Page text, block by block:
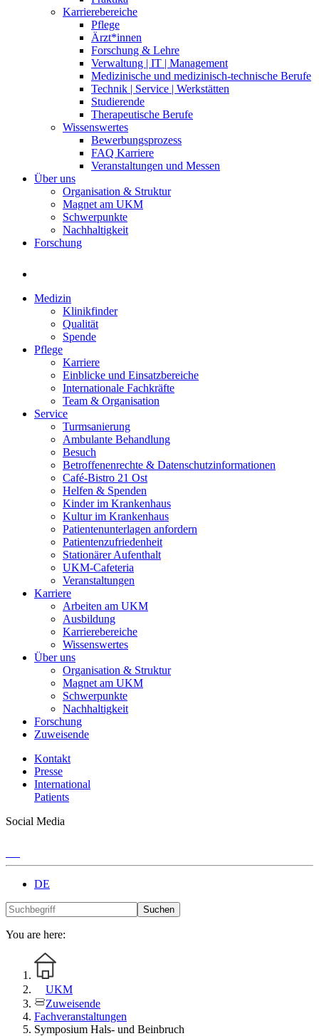
Karrierebereiche
Pflege
Ärzt*innen
Forschung & Lehre
Verwaltung | IT | Management
Medizinische und medizinisch-technische Berufe
Technik | Service | Werkstätten
Studierende
Therapeutische Berufe
Wissenswertes
Bewerbungsprozess
FAQ Karriere
Veranstaltungen und Messen
Über uns
Organisation & Struktur
Magnet am UKM
Schwerpunkte
Nachhaltigkeit
Forschung
Medizin
Klinikfinder
Qualität
Spende
Pflege
Karriere
Einblicke und Einsatzbereiche
Internationale Fachkräfte
Team & Organisation
Service
Turmsanierung
Ambulante Behandlung
Besuch
Betroffenenrechte & Datenschutzinformationen
Café-Bistro 21 Ost
Helfen & Spenden
Kinder im Krankenhaus
Kultur im Krankenhaus
Patientenunterlagen anfordern
Patientenzufriedenheit
Stationärer Aufenthalt
UKM-Cafeteria
Veranstaltungen
Karriere
Arbeiten am UKM
Ausbildung
Karrierebereiche
Wissenswertes
Über uns
Organisation & Struktur
Magnet am UKM
Schwerpunkte
Nachhaltigkeit
Forschung
Zuweisende
Kontakt
Presse
International
Patients
Social Media
DE
Suchen
You are here:
UKM
Zuweisende
Fachveranstaltungen
Symposium Hals- und Beinbruch